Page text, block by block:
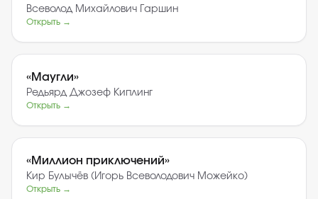
Всеволод Михайлович Гаршин
Открыть →
«Маугли»
Редьярд Джозеф Киплинг
Открыть →
«Миллион приключений»
Кир Булычёв (Игорь Всеволодович Можейко)
Открыть →